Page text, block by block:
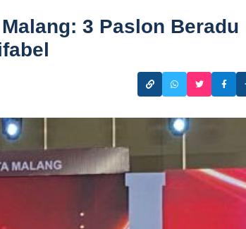
3 Paslon Beradu